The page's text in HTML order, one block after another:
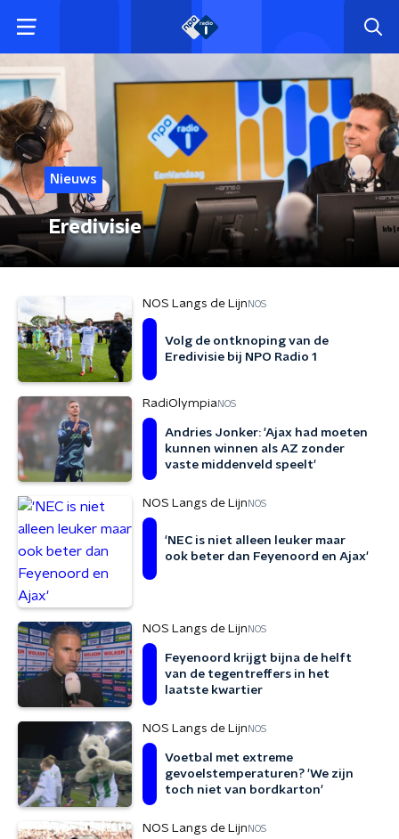
Nieuws
Eredivisie
NOS Langs de Lijn NOS
Volg de ontknoping van de
Eredivisie bij NPO Radio 1
RadiOlympiaNOS
Andries Jonker: 'Ajax had moeten
kunnen winnen als AZ zonder
vaste middenveld speelt'
NOS Langs de Lijn NOS
'NEC is niet alleen leuker maar
ook beter dan Feyenoord en Ajax'
NOS Langs de Lijn NOS
Feyenoord krijgt bijna de helft
van de tegentreffers in het
laatste kwartier
NOS Langs de Lijn NOS
Voetbal met extreme
gevoelstemperaturen? 'We zijn
toch niet van bordkarton'
NOS Langs de Lijn NOS